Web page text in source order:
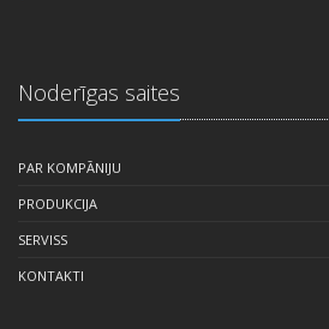
Noderīgas saites
PAR KOMPĀNIJU
PRODUKCIJA
SERVISS
KONTAKTI